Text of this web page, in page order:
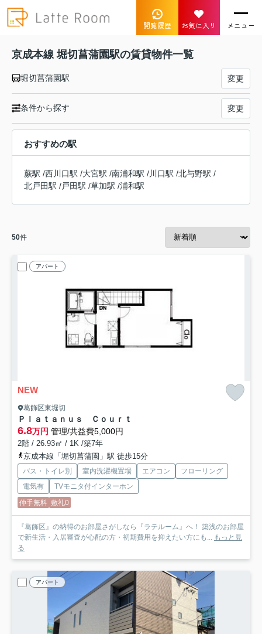
閲覧履歴 お気に入り メニュー
京成本線 堀切菖蒲園駅の賃貸物件一覧
堀切菖蒲園駅 変更
条件から探す 変更
おすすめの駅
蕨駅 /西川口駅 /大宮駅 /南浦和駅 /川口駅 /北与野駅 /
北戸田駅 /戸田駅 /草加駅 /浦和駅
50件
アパート
NEW
葛飾区東堀切
Ｐｌａｔａｎｕｓ Ｃｏｕｒｔ
6.8万円 管理/共益費5,000円
2階 / 26.93㎡ / 1K /築7年
京成本線「堀切菖蒲園」駅 徒歩15分
バス・トイレ別 室内洗濯機置場 エアコン
フローリング
電気有
TVモニタ付インターホン
仲手無料 敷礼0
『葛飾区』の納得のお部屋さがしなら『ラテルーム』へ！ 築浅のお部屋
で新生活・入居審査が心配の方・初期費用を抑えたい方にも...
もっと見
る
アパート